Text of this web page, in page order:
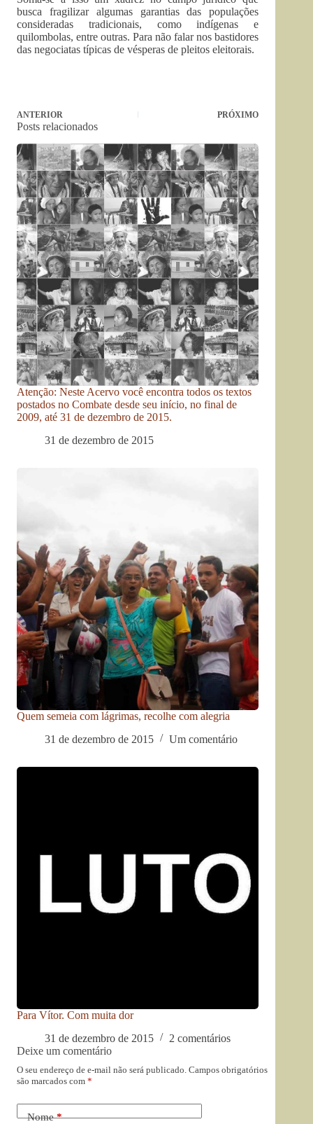
busca fragilizar algumas garantias das populações
consideradas tradicionais, como indígenas e
quilombolas, entre outras. Para não falar nos bastidores
das negociatas típicas de vésperas de pleitos eleitorais.
ANTERIOR PRÓXIMO
Posts relacionados
Atenção: Neste Acervo você encontra todos os textos
postados no Combate desde seu início, no final de
2009, até 31 de dezembro de 2015.
31 de dezembro de 2015
Quem semeia com lágrimas, recolhe com alegria
31 de dezembro de 2015
Um comentário
Para Vítor. Com muita dor
31 de dezembro de 2015
2 comentários
Deixe um comentário
O seu endereço de e-mail não será publicado. Campos obrigatórios
são marcados com *
Nome*